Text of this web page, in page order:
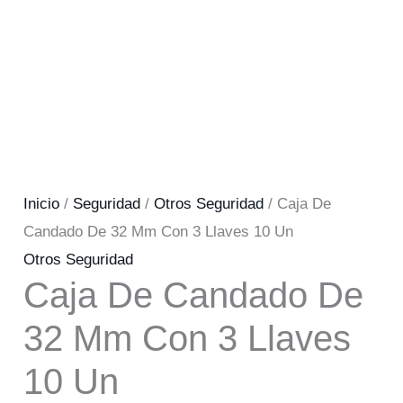
Inicio / Seguridad /Otros Seguridad / Caja De
Candado De 32 Mm Con 3 Llaves 10 Un
Otros Seguridad
Caja De Candado De
32 Mm Con 3 Llaves
10 Un